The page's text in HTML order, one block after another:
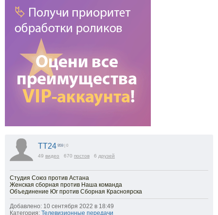
TT24 959 | 0
49 видео 670 постов 6 друзей
Студия Союз против Астана
Женская сборная против Наша команда
Объединение Юг против Сборная Красноярска
Добавлено: 10 сентября 2022 в 18:49
Категория: Телевизионные передачи